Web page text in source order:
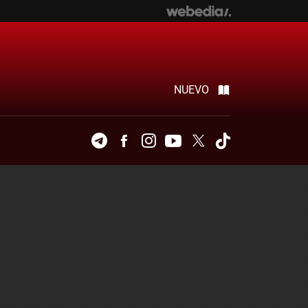
NUEVO
TelegramFacebookInstagramYoutubeTwitter